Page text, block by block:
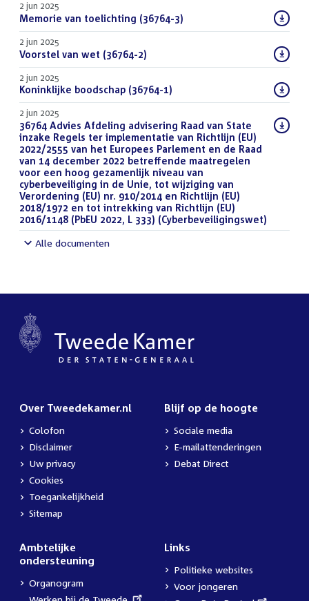
2 jun 2025
Download
bestand:
Memorie van toelichting (36764-3)
2 jun 2025
Download
bestand:
Voorstel van wet (36764-2)
2 jun 2025
Download
bestand:
Koninklijke boodschap (36764-1)
2 jun 2025
Download
bestand:
36764 Advies Afdeling advisering Raad van State
inzake Regels ter implementatie van Richtlijn (EU)
2022/2555 van het Europees Parlement en de Raad
van 14 december 2022 betreffende maatregelen
voor een hoog gezamenlijk niveau van
cyberbeveiliging in de Unie, tot wijziging van
Verordening (EU) nr. 910/2014 en Richtlijn (EU)
2018/1972 en tot intrekking van Richtlijn (EU)
2016/1148 (PbEU 2022, L 333) (Cyberbeveiligingswet)
Alle documenten
Over Tweedekamer.nl
Colofon
Disclaimer
Uw privacy
Cookies
Toegankelijkheid
Sitemap
Blijf op de hoogte
Sociale media
E-mailattenderingen
Debat Direct
Ambtelijke
ondersteuning
Organogram
Links
Politieke websites
Voor jongeren